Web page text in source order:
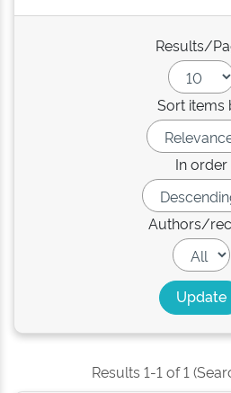
Results/
Sort items
In order
Authors/
Results 1-1 of 1